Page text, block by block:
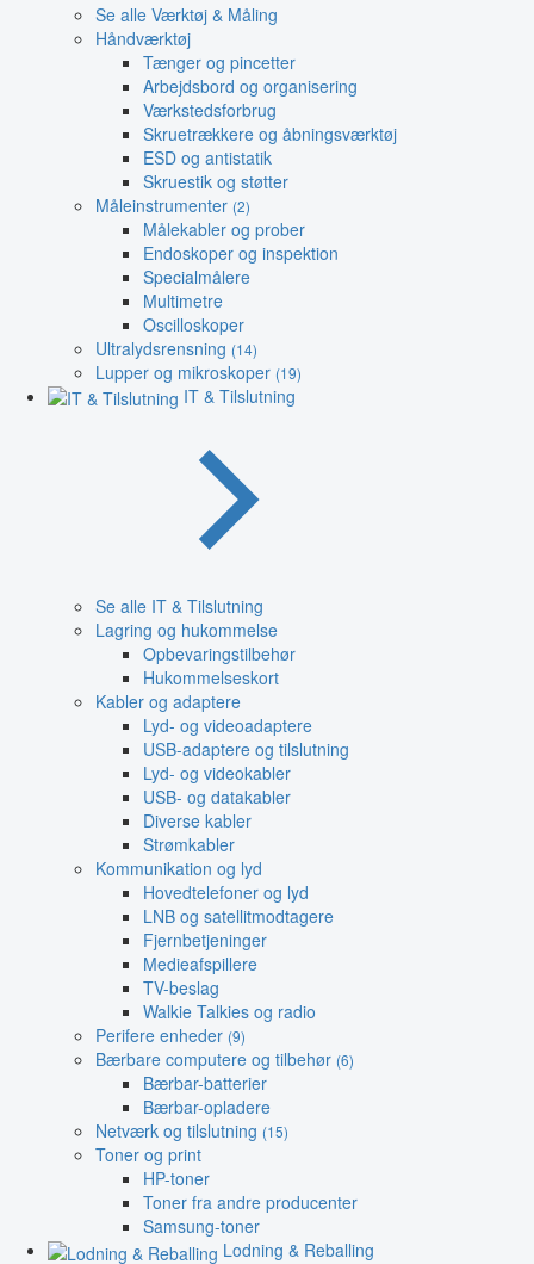
Se alle Værktøj & Måling
Håndværktøj
Tænger og pincetter
Arbejdsbord og organisering
Værkstedsforbrug
Skruetrækkere og åbningsværktøj
ESD og antistatik
Skruestik og støtter
Måleinstrumenter (2)
Målekabler og prober
Endoskoper og inspektion
Specialmålere
Multimetre
Oscilloskoper
Ultralydsrensning (14)
Lupper og mikroskoper (19)
IT & Tilslutning
Se alle IT & Tilslutning
Lagring og hukommelse
Opbevaringstilbehør
Hukommelseskort
Kabler og adaptere
Lyd- og videoadaptere
USB-adaptere og tilslutning
Lyd- og videokabler
USB- og datakabler
Diverse kabler
Strømkabler
Kommunikation og lyd
Hovedtelefoner og lyd
LNB og satellitmodtagere
Fjernbetjeninger
Medieafspillere
TV-beslag
Walkie Talkies og radio
Perifere enheder (9)
Bærbare computere og tilbehør (6)
Bærbar-batterier
Bærbar-opladere
Netværk og tilslutning (15)
Toner og print
HP-toner
Toner fra andre producenter
Samsung-toner
Lodning & Reballing